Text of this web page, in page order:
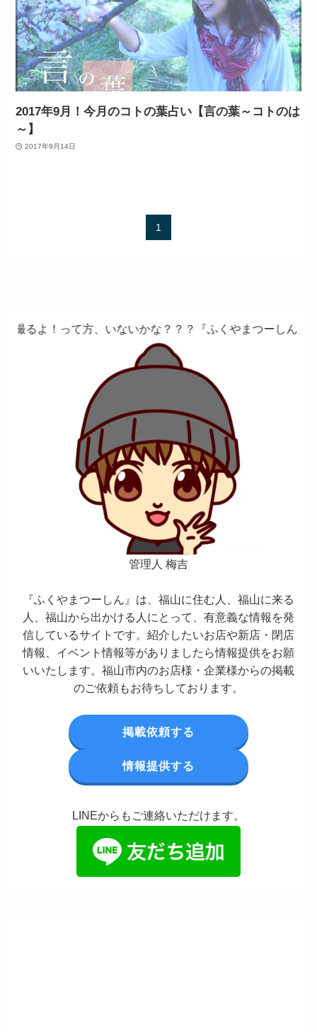
2017年9月！今月のコトの葉占い【言の葉～コトのは
～】
2017年9月14日
1
、いないかな？？？『ふくやまつーしん』でちょっとした
管理人 梅吉
『ふくやまつーしん』は、福山に住む人、福山に来る
人、福山から出かける人にとって、有意義な情報を発
信しているサイトです。紹介したいお店や新店・閉店
情報、イベント情報等がありましたら情報提供をお願
いいたします。福山市内のお店様・企業様からの掲載
のご依頼もお待ちしております。
掲載依頼する
情報提供する
LINEからもご連絡いただけます。